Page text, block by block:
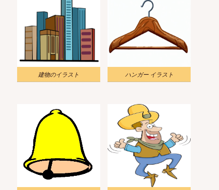
建物のイラスト ハンガー イラスト